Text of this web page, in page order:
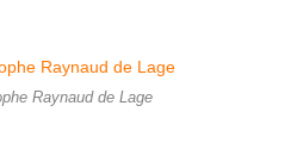
Raynaud de Lage